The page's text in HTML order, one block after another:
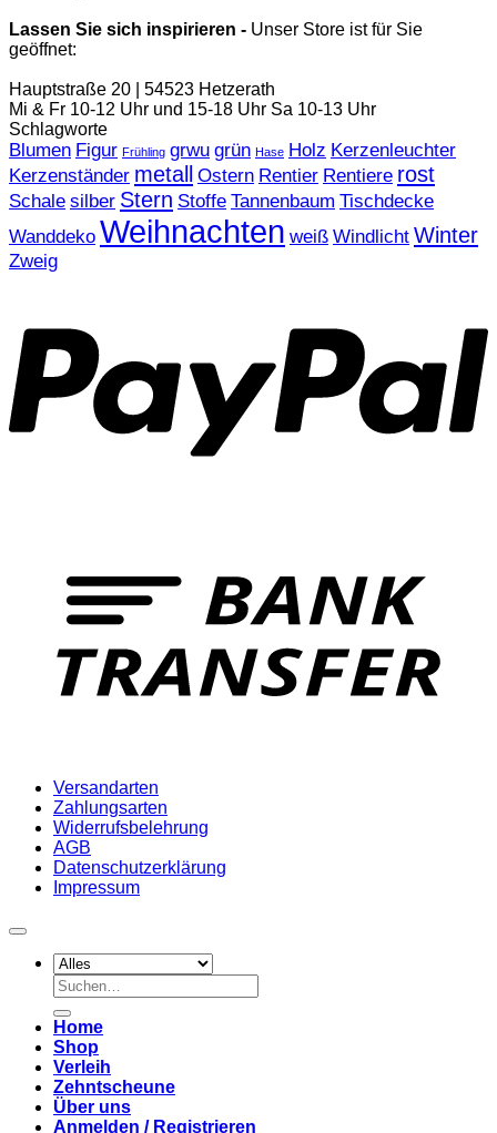
Lassen Sie sich inspirieren - Unser Store ist für Sie
geöffnet:
Hauptstraße 20 | 54523 Hetzerath
Mi & Fr 10-12 Uhr und 15-18 Uhr Sa 10-13 Uhr
Schlagworte
Blumen Figur Frühling grwu grün Hase Holz Kerzenleuchter
Kerzenständer metall Ostern Rentier Rentiere rost
Schale silber Stern Stoffe Tannenbaum Tischdecke
Wanddeko Weihnachten weiß Windlicht Winter
Zweig
Versandarten
Zahlungsarten
Widerrufsbelehrung
AGB
Datenschutzerklärung
Impressum
Suchen
nach:
Home
Shop
Verleih
Zehntscheune
Über uns
Anmelden / Registrieren